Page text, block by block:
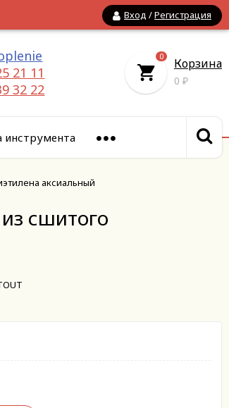
Вход /Регистрация
21 11
32 22
0 Корзина
0 ₽
инструмента
аксиальный
сшитого